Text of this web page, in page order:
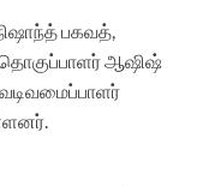
பகவத்,
ஆஷிஷ்
வடிவமைப்பாளர்